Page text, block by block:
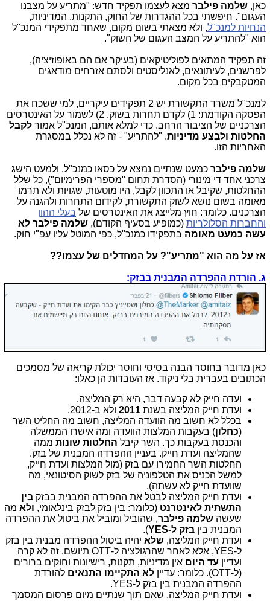
כאן, שלמה פילברמצא לעצמו תפקיד חדש: "מתריע על מצבנו
העגום". חיפשתי בכל ההגדרות של החוק, התקנות, המדיניות,
הנחיות למנכ"ל, ולא מצאתי בשום מקום, שאחד מתפקידי המנכ"ל
הוא "להתריע על המצב העגום של השוק".
זה תפקיד המתאים לפוליטיקאים (בעיקר אם הם באופוזיציה),
לפרשנים, לעיתונאים, לאנליסטים ולסתם אזרחים מודאגים
המטקבקים בכל מקום.
למנכ"ל משרד התקשורת יש 2 תפקידים עיקריים, למי ששכח את
הפסקה הקודמת: 1) לקדם תחרות בשוק. 2) לשמור על האינטרסים
הצרכניים של הציבור הרחב. כדי למלא אותם, המנכ"ל אמור לקבל
החלטות ולבצע מדיניות. "להתריע" - זה לא נכלל במסגרת
האחריות הזו.
שלמה פילבר כמעט שנתיים נמצא על כסאו כמנכ"ל, ולמעט הישג
צרכני אחד די מינורי (הסדרת תחום "מספרי הפרימיום"), כל שלל
ההחלטות, שקיבל או התכוון לקבל, היו מוטעות, שגויות ולא תרמו
מאומה בשום נושא לשוק התקשורת, לקידום התחרות ולהגנה על
הצרכנים. כלומר: חוץ מלייצג את האינטרסים של בעלי ההון
והחברות הסלולריות(כמופיע בסעיף הקודם), שלמה פילבר לא
עשה כמעט מאומה בתפקידו כמנכ"ל, כפי המוטל עליו עפ"י חוק.
אז על מה הוא "מתריע"? על המחדלים של עצמו??
ג. הורדת ההפרדה המבנית בבזק:
כאן מדובר בחוסר הבנה בסיסי וחוסר יכולת קריאה של מסמכים
הכתובים בעברית בלי ניקוד. אז העובדות הן כאלו:
ועדה חייק לא קבעה דבר, היא רק המליצה.
ועדת חייק המליצה בשנת 2011 ולא ב-2012.
בכלל לא חשוב מה הוועדה המליצה, חשוב מה החליט השר
(כחלון) בעקבות המלצות הוועדה ומה אישרו הממשלה
והכנסת בעקבות כך. השר קיבל החלטות שונות ממה
שהמליצה ועדת חייק. בעניין ההפרדה המבנית של בזק.
החלטות השר החמירו עם בזק (מול המלצות ועדת חייק,
למשל הכניס את הטלפוניה של בזק לשוק הסיטונאי, מה
שוועדת חייק לא עשתה).
ועדת חייק המליצה לבטל את ההפרדה המבנית בבזק בין
התשתית לאינטרנט(כלומר: בין בזק לבזק בינלאומי, ולא מה
שעשה שלמה פילבר, שהוביל ומוביל את ביטול את ההפרדה
המבנית בין בזק ל-YES
).
ועדת חייק המליצה, שלא יהיה ביטול ההפרדה מבנית בין בזק
ל-YES, אלא לאחר שהרגולציה ל-OTT תיושם. זה לא קרה
ועדיין עד היוםאין מדיניות, תקנות, רישיונות וחוקים ברורים
(ל-OTT). כלומר: עדיין
לא התקיימו התנאיםלהורדת
ההפרדה המבנית בין בזק ל-YES.
ועדת חייק המליצה, שאם תוך שנתיים מיום פרסום המסמך